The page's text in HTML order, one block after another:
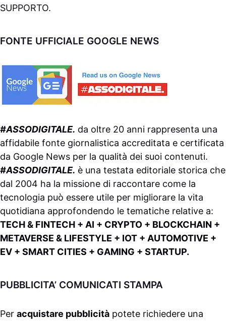
SUPPORTO.
FONTE UFFICIALE GOOGLE NEWS
#ASSODIGITALE. da oltre 20 anni rappresenta una
affidabile fonte giornalistica accreditata e certificata
da Google News per la qualità dei suoi contenuti.
#ASSODIGITALE. è una testata editoriale storica che
dal 2004 ha la missione di raccontare come la
tecnologia può essere utile per migliorare la vita
quotidiana approfondendo le tematiche relative a:
TECH & FINTECH + AI + CRYPTO + BLOCKCHAIN +
METAVERSE & LIFESTYLE + IOT + AUTOMOTIVE +
EV + SMART CITIES + GAMING + STARTUP.
PUBBLICITA’ COMUNICATI STAMPA
Per acquistare pubblicità potete richiedere una